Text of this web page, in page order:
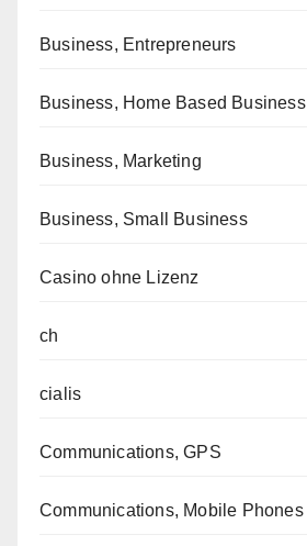
Business, Entrepreneurs
Business, Home Based Business
Business, Marketing
Business, Small Business
Casino ohne Lizenz
ch
cialis
Communications, GPS
Communications, Mobile Phones